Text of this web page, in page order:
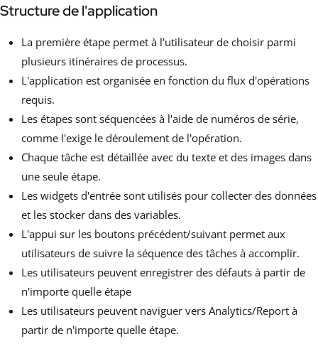
Structure de l'application
La première étape permet à l'utilisateur de choisir parmi
plusieurs itinéraires de processus.
L'application est organisée en fonction du flux d'opérations
requis.
Les étapes sont séquencées à l'aide de numéros de série,
comme l'exige le déroulement de l'opération.
Chaque tâche est détaillée avec du texte et des images dans
une seule étape.
Les widgets d'entrée sont utilisés pour collecter des données
et les stocker dans des variables.
L'appui sur les boutons précédent/suivant permet aux
utilisateurs de suivre la séquence des tâches à accomplir.
Les utilisateurs peuvent enregistrer des défauts à partir de
n'importe quelle étape
Les utilisateurs peuvent naviguer vers Analytics/Report à
partir de n'importe quelle étape.